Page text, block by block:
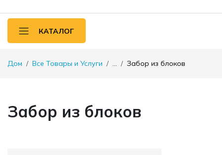
КАТАЛОГ
Дом Все Товары и Услуги ... Забор из блоков
Забор из блоков